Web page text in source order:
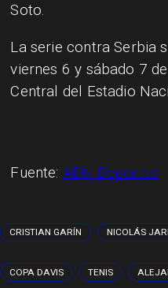
Soto.
La serie contra Serbia
viernes 6 y sábado 7
Central del Estadio
Fuente: ADN Deportes
CRISTIAN GARÍN NICOLÁS
COPA DAVIS TENIS